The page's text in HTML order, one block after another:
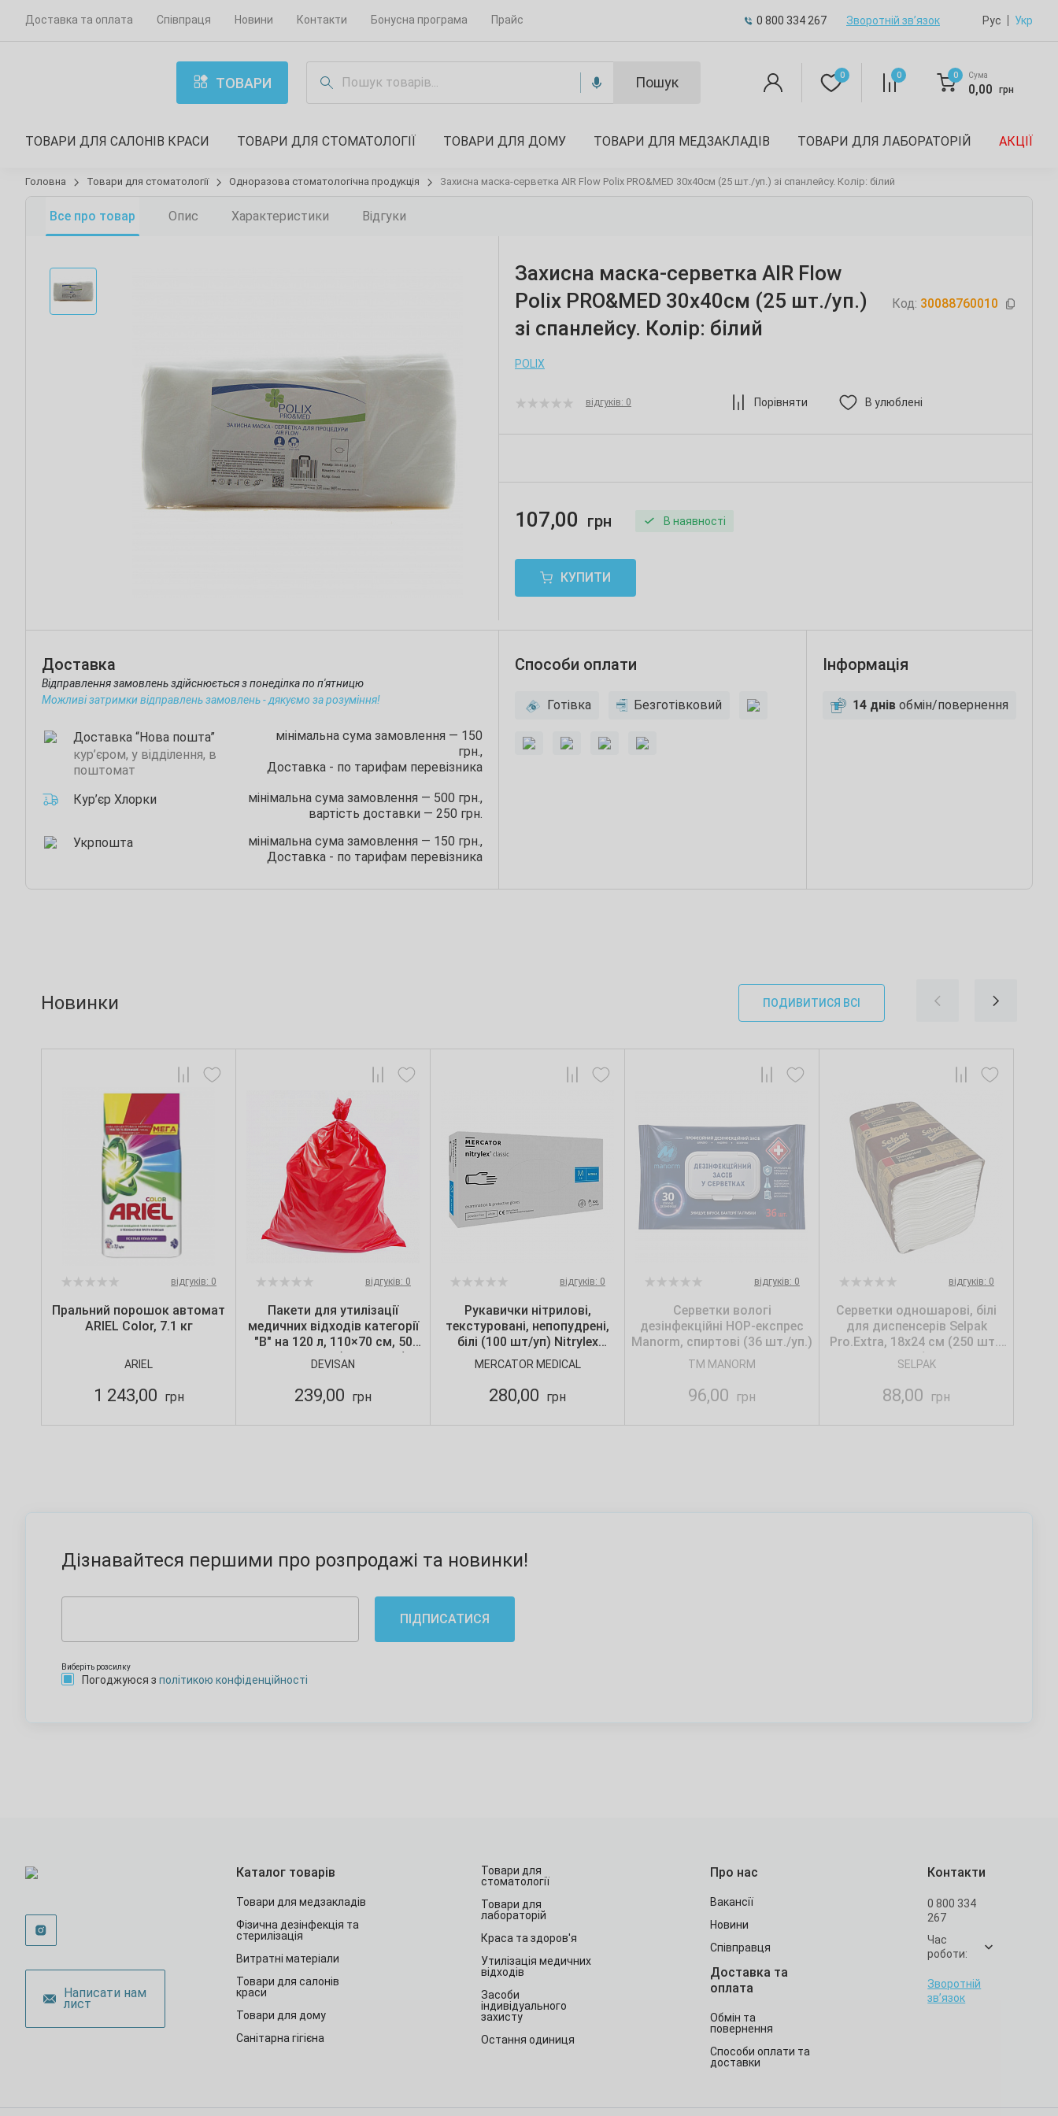
Доставка та оплата Співпраця Новини Контакти Бонусна програма Прайс 0 800 334 267 Зворотній зв’язок Рус Укр
ТОВАРИ Пошук 0 0 0 Сума
0,00 грн
ТОВАРИ ДЛЯ САЛОНІВ КРАСИ ТОВАРИ ДЛЯ СТОМАТОЛОГІЇ ТОВАРИ ДЛЯ ДОМУ ТОВАРИ ДЛЯ МЕДЗАКЛАДІВ ТОВАРИ ДЛЯ ЛАБОРАТОРІЙ АКЦІЇ
Головна Товари для стоматології Одноразова стоматологічна продукція Захисна маска-серветка AIR Flow Polix PRO&MED 30х40см (25 шт./уп.) зі спанлейсу. Колір: білий
Все про товар Опис Характеристики Відгуки
Захисна маска-серветка AIR Flow
Polix PRO&MED 30х40см (25 шт./уп.)
зі спанлейсу. Колір: білий
Код: 30088760010
POLIX
відгуків: 0 Порівняти В улюблені
107,00 грн В наявності
КУПИТИ
Доставка
Відправлення замовлень здійснюється з понеділка по п'ятницю
Можливі затримки відправлень замовлень - дякуємо за розуміння!
Доставка “Нова пошта”
кур’єром, у відділення, в
поштомат
мінімальна сума замовлення — 150
грн.,
Доставка - по тарифам перевізника
Кур’єр Хлорки
мінімальна сума замовлення — 500 грн.,
вартість доставки — 250 грн.
Укрпошта
мінімальна сума замовлення — 150 грн.,
Доставка - по тарифам перевізника
Способи оплати
Готівка Безготівковий
Інформація
14 днів обмін/повернення
Новинки ПОДИВИТИСЯ ВСІ
відгуків: 0
Пральний порошок автомат
ARIEL Color, 7.1 кг
ARIEL
1 243,00 грн
відгуків: 0
Пакети для утилізації
медичних відходів категорії
"B" на 120 л, 110×70 см, 50
мкм, червоні (10 шт./уп.),
Devisan
DEVISAN
239,00 грн
відгуків: 0
Рукавички нітрилові,
текстуровані, непопудрені,
білі (100 шт/уп) Nitrylex
CLASSIC, Mercator, р. S
MERCATOR MEDICAL
280,00 грн
відгуків: 0
Серветки вологі
дезінфекційні НОР-експрес
Manorm, спиртові (36 шт./уп.)
TM MANORM
96,00 грн
відгуків: 0
Серветки одношарові, білі
для диспенсерів Selpak
Pro.Extra, 18х24 см (250 шт./
уп.)
SELPAK
88,00 грн
Дізнавайтеся першими про розпродажі та новинки!
ПІДПИСАТИСЯ
Виберіть розсилку
Погоджуюся з політикою конфіденційності
Написати нам
лист
Каталог товарів
Товари для медзакладів
Фізична дезінфекція та
стерилізація
Витратні матеріали
Товари для салонів
краси
Товари для дому
Санітарна гігієна
Товари для
стоматології
Товари для
лабораторій
Краса та здоров'я
Утилізація медичних
відходів
Засоби
індивідуального
захисту
Остання одиниця
Про нас
Вакансії
Новини
Співправця
Доставка та
оплата
Обмін та
повернення
Способи оплати та
доставки
Контакти
0 800 334
267
Час
роботи:
Зворотній
зв’язок